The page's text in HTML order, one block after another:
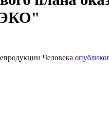
ЭКО"
Человека